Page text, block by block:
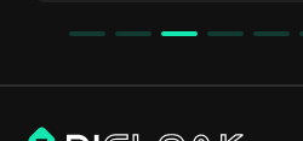
générer du trafic gratuit. T